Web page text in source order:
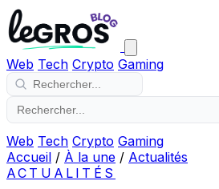
Web Tech Crypto Gaming
Web Tech Crypto Gaming
Accueil / À la une / Actualités
ACTUALITÉS